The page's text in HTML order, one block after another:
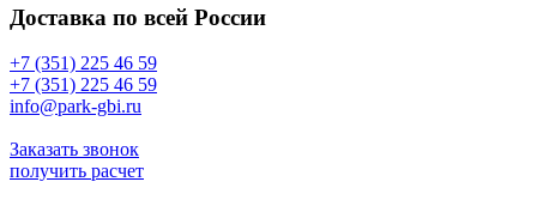
Доставка по всей России
+7 (351) 225 46 59
+7 (351) 225 46 59
info@park-gbi.ru
Заказать звонок
получить расчет